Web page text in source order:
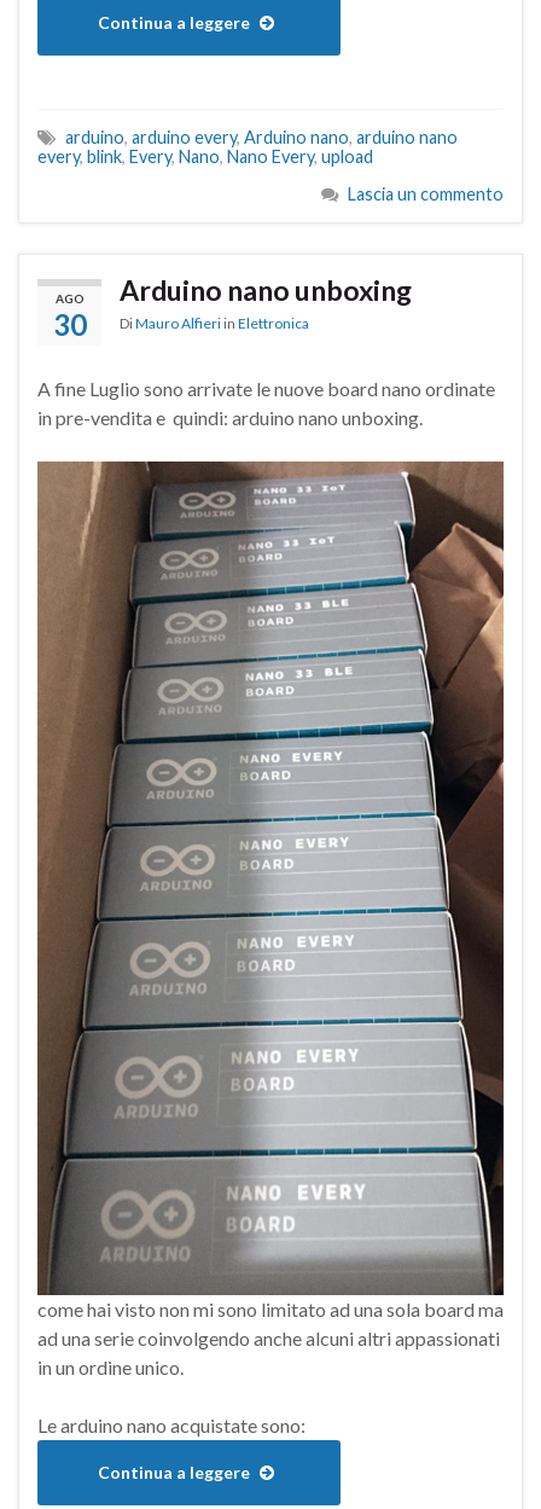
Continua a leggere
arduino, arduino every, Arduino nano, arduino nano
every, blink, Every, Nano, Nano Every, upload
Lascia un commento
AGO
30
Arduino nano unboxing
DiMauro Alfieri in Elettronica
A fine Luglio sono arrivate le nuove board nano ordinate
in pre-vendita e quindi: arduino nano unboxing.
come hai visto non mi sono limitato ad una sola board ma
ad una serie coinvolgendo anche alcuni altri appassionati
in un ordine unico.
Le arduino nano acquistate sono:
Continua a leggere